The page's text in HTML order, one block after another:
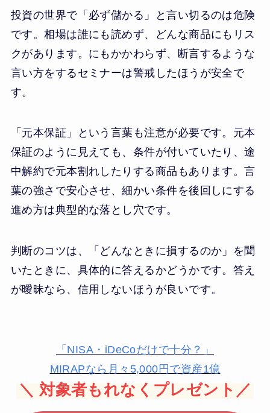
投資の世界で「必ず儲かる」と言い切るのは危険
です。相場は誰にも読めず、どんな商品にもリス
クがあります。にもかかわらず、断言するような
言い方をするセミナーは警戒したほうが安全で
す。
「元本保証」という言葉も注意が必要です。元本
保証のように見えても、条件が付いていたり、途
中解約で元本割れしたりする商品もあります。言
葉の強さで安心させ、細かい条件を後回しにする
進め方は典型的な落とし穴です。
判断のコツは、「どんなときに損するのか」を聞
いたときに、具体的に答えるかどうかです。答え
が曖昧なら、信用しないほうが良いです。
「NISA・iDeCoだけで十分？」
MIRAPなら月々5,000円で資産1億
＼ 対象者もれなくプレゼント／